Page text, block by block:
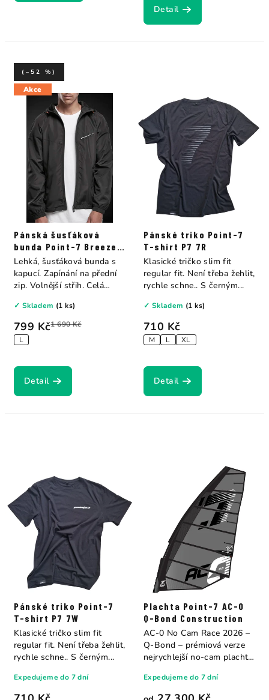
Detail
Akce
Pánská šusťáková
bunda Point-7 Breeze
Jacket
799 Kč1 690 Kč
(–52 %)
L
✓ Skladem (1 ks)
Detail
Lehká, šusťáková bunda s
kapucí. Zapínání na přední
zip. Volnější střih. Celá
Pánské triko Point-7
T-shirt P7 7R
710 Kč
M L XL
✓ Skladem (1 ks)
Detail
Klasické tričko slim fit
regular fit. Není třeba žehlit,
rychle schne.. S černým...
Pánské triko Point-7
T-shirt P7 7W
Expedujeme do 7 dní
Klasické tričko slim fit
regular fit. Není třeba žehlit,
rychle schne.. S černým...
Plachta Point-7 AC-0
Q-Bond Construction
Expedujeme do 7 dní
AC-0 No Cam Race 2026 –
Q-Bond – prémiová verze
nejrychlejší no-cam plachty